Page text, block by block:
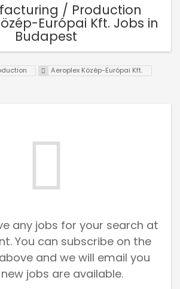
/ Production
Európai Kft. Jobs in
Budapest
Aeroplex Közép-Európai Kft.
any jobs for your search at
You can subscribe on the
and we will email you
jobs are available.